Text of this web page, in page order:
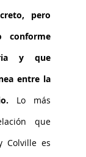
pero
conforme
y que
entre la
Lo más
que
Colville es